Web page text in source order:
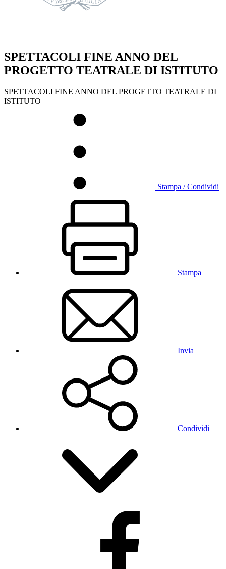
SPETTACOLI FINE ANNO DEL
PROGETTO TEATRALE DI ISTITUTO
SPETTACOLI FINE ANNO DEL PROGETTO TEATRALE DI
ISTITUTO
Stampa / Condividi
Stampa
Invia
Condividi